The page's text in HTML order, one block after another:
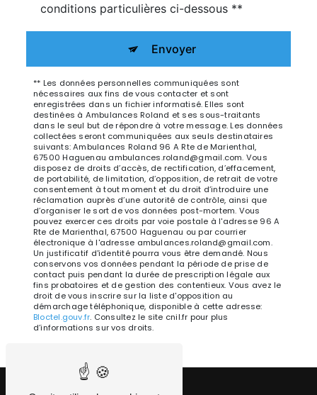
conditions particulières ci-dessous **
Envoyer
** Les données personnelles communiquées sont
nécessaires aux fins de vous contacter et sont
enregistrées dans un fichier informatisé. Elles sont
destinées à Ambulances Roland et ses sous-traitants
dans le seul but de répondre à votre message. Les données
collectées seront communiquées aux seuls destinataires
suivants: Ambulances Roland 96 A Rte de Marienthal,
67500 Haguenau ambulances.roland@gmail.com. Vous
disposez de droits d’accès, de rectification, d’effacement,
de portabilité, de limitation, d’opposition, de retrait de votre
consentement à tout moment et du droit d’introduire une
réclamation auprès d’une autorité de contrôle, ainsi que
d’organiser le sort de vos données post-mortem. Vous
pouvez exercer ces droits par voie postale à l'adresse 96 A
Rte de Marienthal, 67500 Haguenau ou par courrier
électronique à l'adresse ambulances.roland@gmail.com.
Un justificatif d'identité pourra vous être demandé. Nous
conservons vos données pendant la période de prise de
contact puis pendant la durée de prescription légale aux
fins probatoires et de gestion des contentieux. Vous avez le
droit de vous inscrire sur la liste d'opposition au
démarchage téléphonique, disponible à cette adresse:
Bloctel.gouv.fr. Consultez le site cnil.fr pour plus
d’informations sur vos droits.